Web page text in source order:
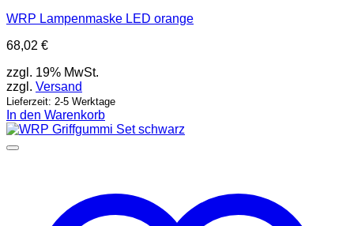
WRP Lampenmaske LED orange
68,02 €
zzgl. 19% MwSt.
zzgl. Versand
Lieferzeit: 2-5 Werktage
In den Warenkorb